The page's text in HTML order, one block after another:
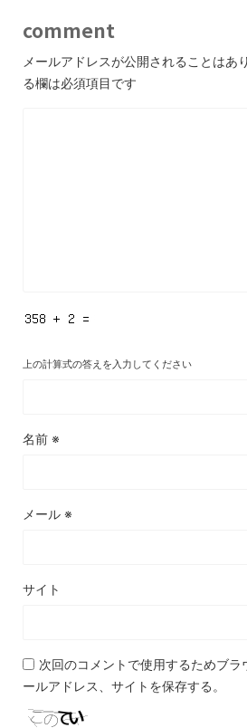
comment
メールアドレスが公開されることはあ
る欄は必須項目です
上の計算式の答えを入力してください
名前 ※
メール ※
サイト
次回のコメントで使用するためブラ
ールアドレス、サイトを保存する。